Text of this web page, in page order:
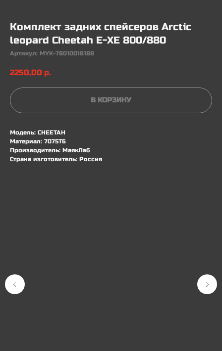
Комплект задних спейсеров Arctic
leopard Cheetah E-XE 800/880
Артикул: MYK-78010018188
2250,00 р.
В КОРЗИНУ
Модель: CHEETAH
Материал: 7075T6
Производитель: МаякЛаб
Страна изготовитель: Россия